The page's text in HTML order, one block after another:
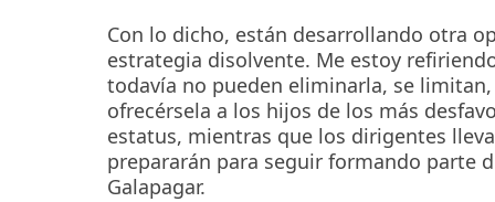
Con lo dicho, están desarrollando otra
estrategia disolvente. Me estoy
todavía no pueden eliminarla, se
ofrecérsela a los hijos de los más
estatus, mientras que los dirigentes
prepararán para seguir formando parte
Galapagar.